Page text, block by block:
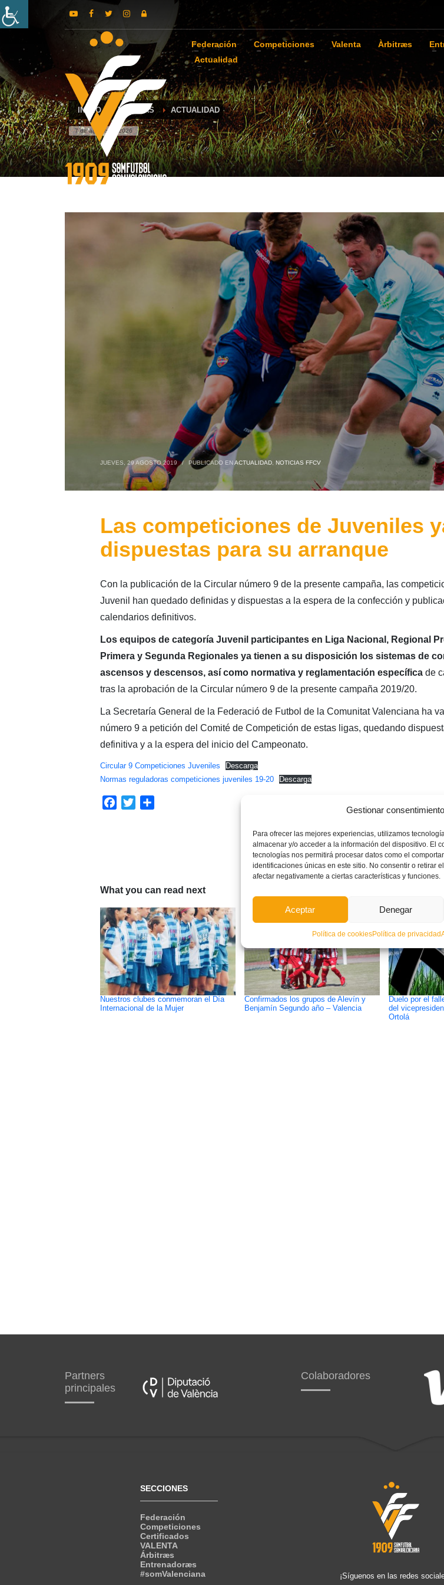
Gestionar consentimiento
Para ofrecer las mejores experiencias, utilizamos
almacenar y/o acceder a la información del dispositivo. El
tecnologías nos permitirá procesar datos como el
identificaciones únicas en este sitio. No consentir o retirar
afectar negativamente a ciertas características y funciones.
Aceptar Denegar
Política de cookiesPolítica de privacidad
Federación Competiciones Valenta Àrbitræs
Actualidad
INICIO NOTICIAS ACTUALIDAD
7 de agosto de 2026
JUEVES, 29 AGOSTO 2019 / PUBLICADO ENACTUALIDAD, NOTICIAS FFCV
Las competiciones de Juveniles
dispuestas para su arranque
Con la publicación de la Circular número 9 de la presente campaña, las
Juvenil han quedado definidas y dispuestas a la espera de la confección y
calendarios definitivos.
Los equipos de categoría Juvenil participantes en Liga Nacional, Regional
Primera y Segunda Regionales ya tienen a su disposición los sistemas de
ascensos y descensos, así como normativa y reglamentación específicade
tras la aprobación de la Circular número 9 de la presente campaña 2019/20.
La Secretaría General de la Federació de Futbol de la Comunitat Valenciana ha
número 9 a petición del Comité de Competición de estas ligas, quedando
definitiva y a la espera del inicio del Campeonato.
Circular 9 Competiciones Juveniles
Descarga
Normas reguladoras competiciones juveniles 19-20
Descarga
Facebook
Twitter
CIRCULARES,
What you can read next
Nuestros clubes conmemoran el Día
Internacional de la Mujer
Confirmados los grupos de Alevín y
Benjamín Segundo año – Valencia
Duelo por el
del
Ortolá
Partners
principales
Colaboradores
SECCIONES
Federación
Competiciones
Certificados
VALENTA
Árbitræs
Entrenadoræs
#somValenciana
¡Síguenos en las redes